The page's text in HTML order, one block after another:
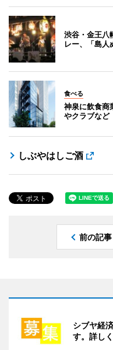
渋谷・金王八
レー、「島人
食べる
神泉に飲食商
やクラブなど
しぶやはしご酒
前の記事
シブヤ経
す。詳し